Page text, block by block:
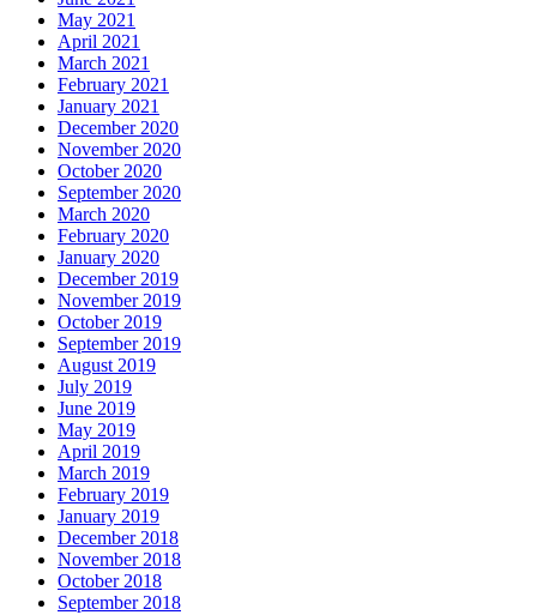
May 2021
April 2021
March 2021
February 2021
January 2021
December 2020
November 2020
October 2020
September 2020
March 2020
February 2020
January 2020
December 2019
November 2019
October 2019
September 2019
August 2019
July 2019
June 2019
May 2019
April 2019
March 2019
February 2019
January 2019
December 2018
November 2018
October 2018
September 2018